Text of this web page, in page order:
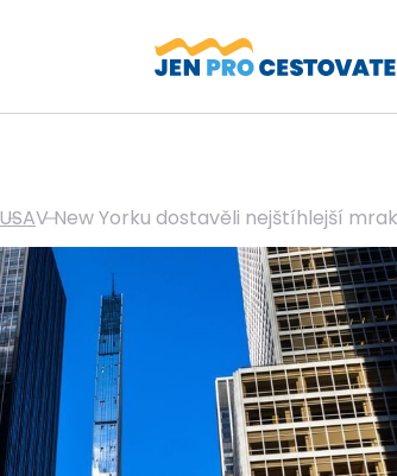
USAV New Yorku dostavěli nejštíhlejší